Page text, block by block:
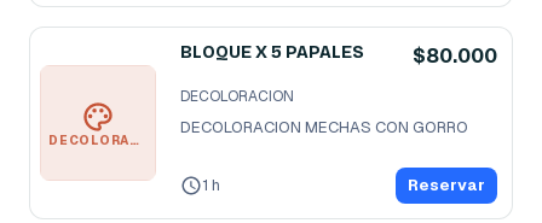
DECOLORACION
BLOQUE X 5 PAPALES $80.000
DECOLORACION
DECOLORACION MECHAS CON GORRO
1 h Reservar